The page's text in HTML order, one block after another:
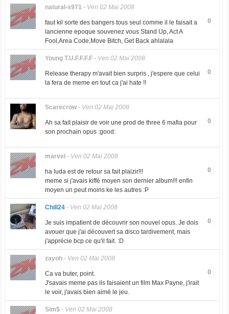
natural-s971- Ven 02 Mai 2008
0
faut kil sorte des bangers tous seul comme il le faisait a
lancienne epoque souvenez vous Stand Up, Act A
Fool,Area Code,Move Bitch, Get Back ahlalala
Young T.U.F.F.F.F- Ven 02 Mai 2008
0
Release therapy m'avait bien surpris , j'espere que celui
la fera de meme en tout ca j'ai hate !!
Scarecrow- Ven 02 Mai 2008
0
Ah sa fait plaisir de voir une prod de three 6 mafia pour
son prochain opus :good:
marvel - Ven 02 Mai 2008
0
ha luda est de retour sa fait plaizir!!!
meme si j'avais kiffé moyen son dernier album!!! enfin
moyen un peut moins ke les autres :P
Chill24- Ven 02 Mai 2008
0
Je suis impatient de découvrir son nouvel opus. Je dois
avouer que j'ai découvert sa disco tardivement, mais
j'apprécie bcp ce qu'il fait. :D
zayoh- Ven 02 Mai 2008
0
Ca va buter, point.
J'savais meme pas ils faisaient un film Max Payne, j'irait
le voir, j'avais bien aimé le jeu.
Sim$- Ven 02 Mai 2008